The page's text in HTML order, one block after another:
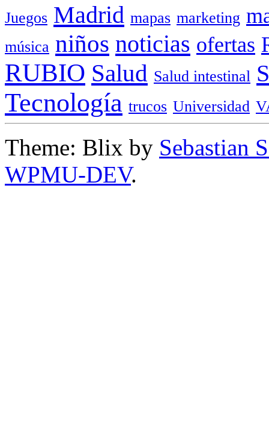
Juegos Madrid mapas marketing
música niños noticias ofertas
RUBIO Salud Salud intestinal
Tecnología trucos Universidad
Theme: Blix by Sebastian
WPMU-DEV.